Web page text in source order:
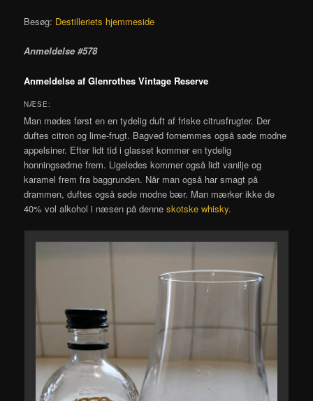
Besøg: Destilleriets hjemmeside
Anmeldelse #578
Anmeldelse af Glenrothes Vintage Reserve
NÆSE:
Man mødes først en en tydelig duft af friske citrusfrugter. Der
duftes citron og lime-frugt. Bagved fornemmes også søde modne
appelsiner. Efter lidt tid i glasset kommer en tydelig
honningsødme frem. Ligeledes kommer også lidt vanilje og
karamel frem fra baggrunden. Når man også har smagt på
drammen, duftes også søde modne bær. Man mærker ikke de
40% vol alkohol i næsen på denneskotske whisky.